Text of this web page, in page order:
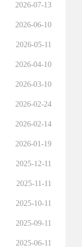
2026-07-13
2026-06-10
2026-05-11
2026-04-10
2026-03-10
2026-02-24
2026-02-14
2026-01-19
2025-12-11
2025-11-11
2025-10-11
2025-09-11
2025-06-11